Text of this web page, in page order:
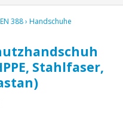
388› Handschuhe
Stahlfaser,